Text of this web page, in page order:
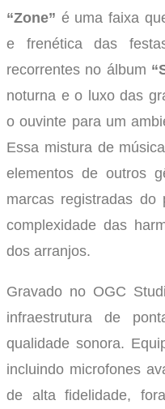
“Zone” é uma faixa
e frenética das
recorrentes no álbum
noturna e o luxo das
o ouvinte para um
Essa mistura de
elementos de outros
marcas registradas do
complexidade das
dos arranjos.
Gravado no OGC
infraestrutura de
qualidade sonora.
incluindo microfones
de alta fidelidade,